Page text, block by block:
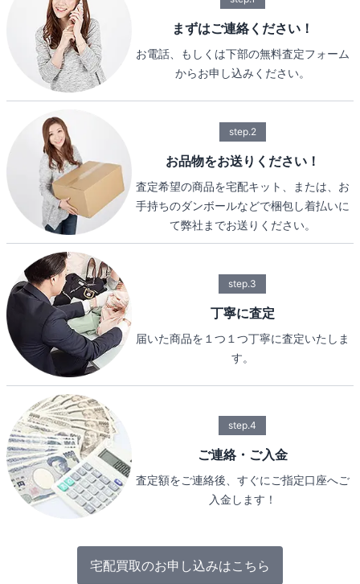
まずはご連絡ください！
お電話、もしくは下部の無料査定フォーム
からお申し込みください。
step.2
お品物をお送りください！
査定希望の商品を宅配キット、または、お
手持ちのダンボールなどで梱包し着払いに
て弊社までお送りください。
step.3
丁寧に査定
届いた商品を１つ１つ丁寧に査定いたしま
す。
step.4
ご連絡・ご入金
査定額をご連絡後、すぐにご指定口座へご
入金します！
宅配買取のお申し込みはこちら